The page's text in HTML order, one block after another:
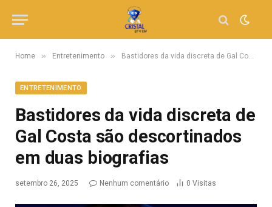
Home » Entretenimento » Bastidores da vida discreta de Gal Costa são descortinados em duas biografias
ENTRETENIMENTO
Bastidores da vida discreta de
Gal Costa são descortinados
em duas biografias
setembro 26, 2025 Nenhum comentário 0 Visitas